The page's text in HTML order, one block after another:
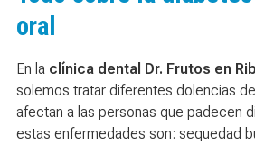
oral
En la clínica dental Dr. Frutos en
solemos tratar diferentes dolencias
afectan a las personas que padecen
estas enfermedades son: sequedad